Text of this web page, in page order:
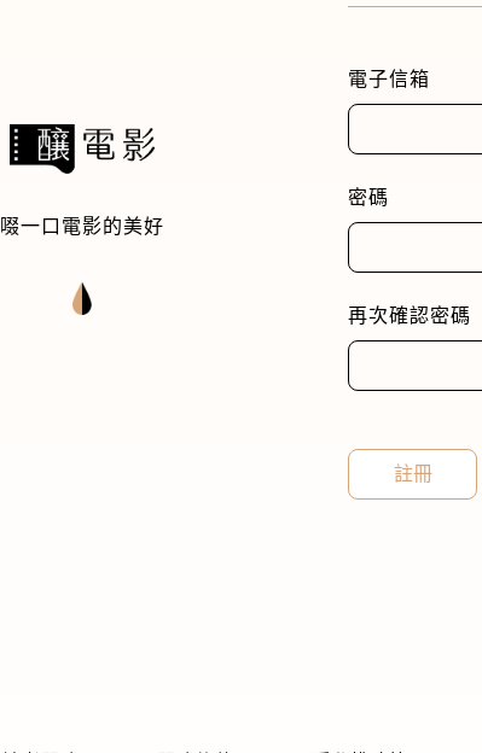
啜一口電影的美好
電子信箱
密碼
再次確認密碼
註冊